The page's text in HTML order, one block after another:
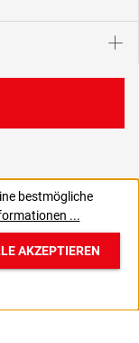
bestmögliche
...
AKZEPTIEREN
B